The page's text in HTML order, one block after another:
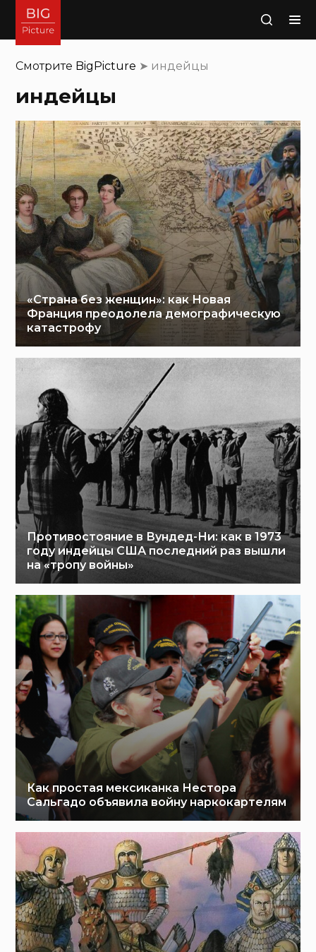
Поиск
Смотрите BigPicture ➤ индейцы
индейцы
«Страна без женщин»: как Новая
Франция преодолела демографическую
катастрофу
Противостояние в Вундед-Ни: как в 1973
году индейцы США последний раз вышли
на «тропу войны»
Как простая мексиканка Нестора
Сальгадо объявила войну наркокартелям